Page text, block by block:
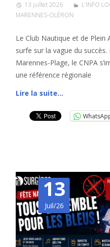
13 juillet 2026
L'INFO
MARENNES-OLÉRON
Le Club Nautique et de Plein
surfe sur la vague du succès.
Marennes-Plage, le CNPA
une référence régionale
Lire la suite…
13
Juil/26